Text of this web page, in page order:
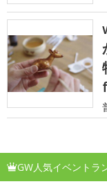
GW人気イベントラ